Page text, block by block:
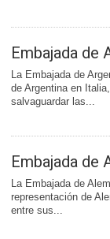
Embajada de
La Embajada de
de Argentina en
salvaguardar las...
Embajada de
La Embajada de
representación de
entre sus...